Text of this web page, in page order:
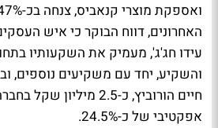
האחרונים, דווח הבוקר כי איש
עידו חג'ג', מעמיק את השקעותיו
והשקיע, יחד עם משקיעים נוספים,
חיים הורוביץ, כ-2.5
אפקטיבי של כ-24.5%.